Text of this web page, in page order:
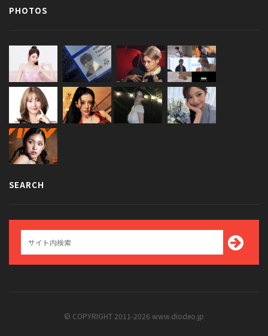
PHOTOS
SEARCH
© COPYRIGHT 2011-2026 www.diodeo.jp